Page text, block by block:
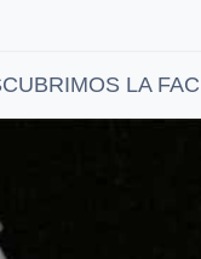
LA